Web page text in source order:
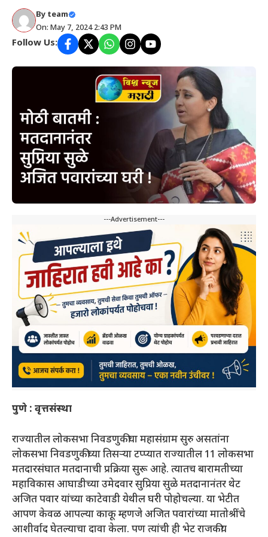
By team
On: May 7, 2024 2:43 PM
Follow Us:
---Advertisement---
पुणे : वृत्तसंस्था
राज्यातील लोकसभा निवडणुकीचा महासंग्राम सुरु असतांना
लोकसभा निवडणुकीच्या तिसऱ्या टप्प्यात राज्यातील 11 लोकसभा
मतदारसंघात मतदानाची प्रक्रिया सुरू आहे. त्यातच बारामतीच्या
महाविकास आघाडीच्या उमेदवार सुप्रिया सुळे मतदानानंतर थेट
अजित पवार यांच्या काटेवाडी येथील घरी पोहोचल्या. या भेटीत
आपण केवळ आपल्या काकू म्हणजे अजित पवारांच्या मातोश्रींचे
आशीर्वाद घेतल्याचा दावा केला. पण त्यांची ही भेट राजकीय